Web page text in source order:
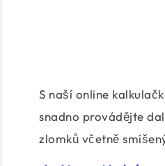
S naší online
snadno provádějte
zlomků včetně